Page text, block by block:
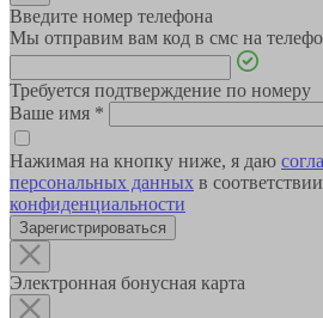
Введите номер телефона
Мы отправим вам код в смс на
Требуется подтверждение по номеру
Ваше имя *
Нажимая на кнопку ниже, я даю
персональных данных в
конфиденциальности
Зарегистрироваться
Электронная бонусная карта